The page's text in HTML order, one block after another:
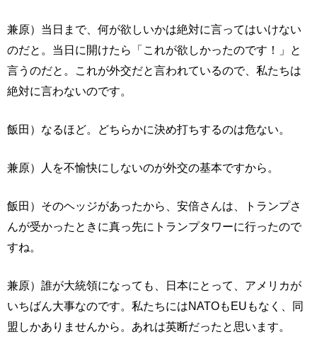
兼原）当日まで、何が欲しいかは絶対に言ってはいけない
のだと。当日に開けたら「これが欲しかったのです！」と
言うのだと。これが外交だと言われているので、私たちは
絶対に言わないのです。
飯田）なるほど。どちらかに決め打ちするのは危ない。
兼原）人を不愉快にしないのが外交の基本ですから。
飯田）そのヘッジがあったから、安倍さんは、トランプさ
んが受かったときに真っ先にトランプタワーに行ったので
すね。
兼原）誰が大統領になっても、日本にとって、アメリカが
いちばん大事なのです。私たちにはNATOもEUもなく、同
盟しかありませんから。あれは英断だったと思います。